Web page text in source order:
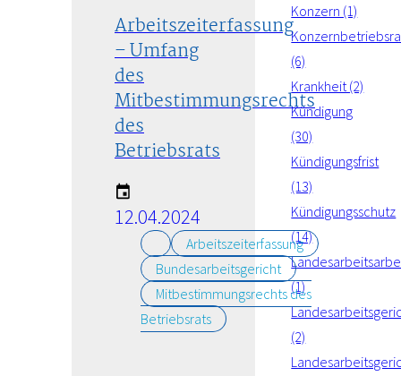
Arbeitszeiterfassung
– Umfang
des
Mitbestimmungsrechts
des
Betriebsrats
12.04.2024
Arbeitszeiterfassung
Bundesarbeitsgericht
Mitbestimmungsrechts des
Betriebsrats
Konzern (1)
(6)
Krankheit (2)
Kündigung
(30)
Kündigungsfrist
(13)
Kündigungsschutz
(14)
(1)
(2)